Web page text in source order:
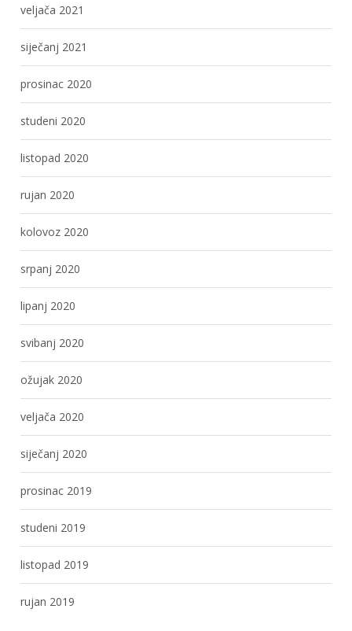
veljača 2021
siječanj 2021
prosinac 2020
studeni 2020
listopad 2020
rujan 2020
kolovoz 2020
srpanj 2020
lipanj 2020
svibanj 2020
ožujak 2020
veljača 2020
siječanj 2020
prosinac 2019
studeni 2019
listopad 2019
rujan 2019